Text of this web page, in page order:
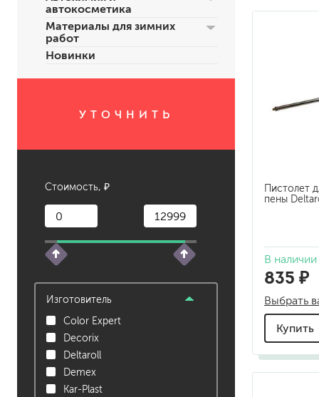
средства от высолов и
очиститель силикона
гидроизоляция
наливные полы,
смеси для монтажа
добавки в растворы
автокосметика
Материалы для зимних
работ
Новинки
УТОЧНИТЬ
Стоимость, ₽
Изготовитель
Color Expert
Decorix
Deltaroll
Demex
Kar-Plast
Пистолет
пены
В наличии
835 ₽
Выбрать
Купить